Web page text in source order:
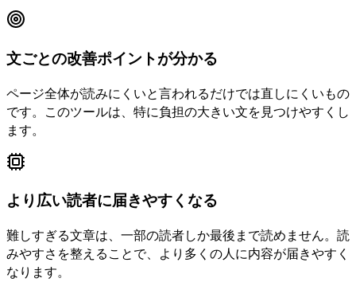
文ごとの改善ポイントが分かる
ページ全体が読みにくいと言われるだけでは直しにくいもの
です。このツールは、特に負担の大きい文を見つけやすくし
ます。
より広い読者に届きやすくなる
難しすぎる文章は、一部の読者しか最後まで読めません。読
みやすさを整えることで、より多くの人に内容が届きやすく
なります。